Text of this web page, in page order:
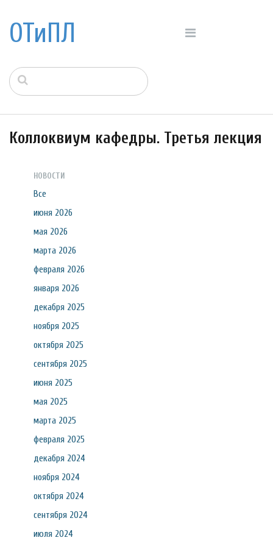
ОТиПЛ
Коллоквиум кафедры. Третья лекция
НОВОСТИ
Все
июня 2026
мая 2026
марта 2026
февраля 2026
января 2026
декабря 2025
ноября 2025
октября 2025
сентября 2025
июня 2025
мая 2025
марта 2025
февраля 2025
декабря 2024
ноября 2024
октября 2024
сентября 2024
июля 2024